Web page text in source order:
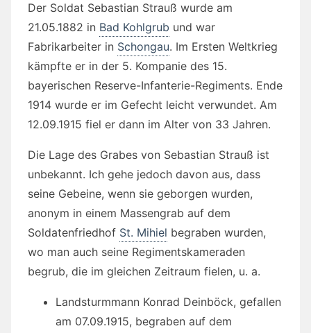
Der Soldat Sebastian Strauß wurde am
21.05.1882 in Bad Kohlgrub und war
Fabrikarbeiter in Schongau. Im Ersten Weltkrieg
kämpfte er in der 5. Kompanie des 15.
bayerischen Reserve-Infanterie-Regiments. Ende
1914 wurde er im Gefecht leicht verwundet. Am
12.09.1915 fiel er dann im Alter von 33 Jahren.
Die Lage des Grabes von Sebastian Strauß ist
unbekannt. Ich gehe jedoch davon aus, dass
seine Gebeine, wenn sie geborgen wurden,
anonym in einem Massengrab auf dem
Soldatenfriedhof St. Mihiel begraben wurden,
wo man auch seine Regimentskameraden
begrub, die im gleichen Zeitraum fielen, u. a.
Landsturmmann Konrad Deinböck, gefallen
am 07.09.1915, begraben auf dem